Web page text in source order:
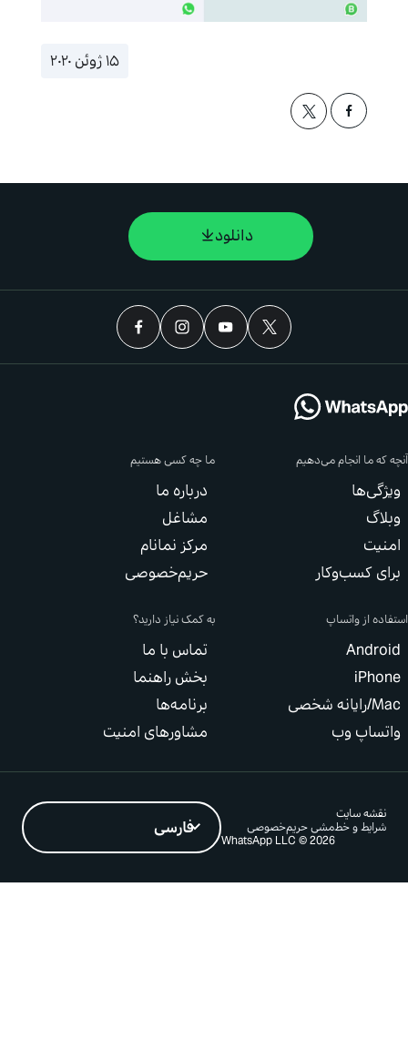
دانلود
ما انجام می‌دهیم
کسب‌وکار
ما چه کسی هستیم
درباره ما
مشاغل
مرکز نمانام
حریم‌خصوصی
از واتساپ
وب
به کمک نیاز دارید؟
تماس با ما
بخش راهنما
برنامه‌ها
مشاورهای امنیت
و خط‌مشی حریم‌خصوصی
سایت